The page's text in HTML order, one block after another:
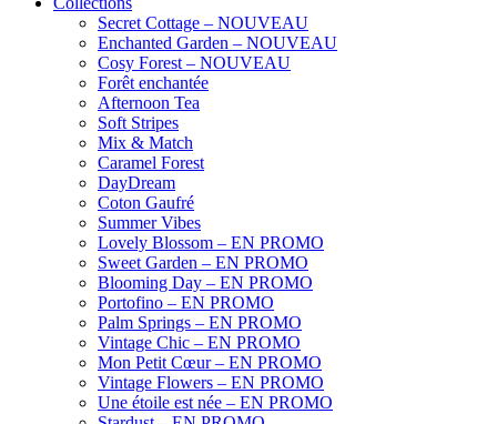
Secret Cottage – NOUVEAU
Enchanted Garden – NOUVEAU
Cosy Forest – NOUVEAU
Forêt enchantée
Afternoon Tea
Soft Stripes
Mix & Match
Caramel Forest
DayDream
Coton Gaufré
Summer Vibes
Lovely Blossom – EN PROMO
Sweet Garden – EN PROMO
Blooming Day – EN PROMO
Portofino – EN PROMO
Palm Springs – EN PROMO
Vintage Chic – EN PROMO
Mon Petit Cœur – EN PROMO
Vintage Flowers – EN PROMO
Une étoile est née – EN PROMO